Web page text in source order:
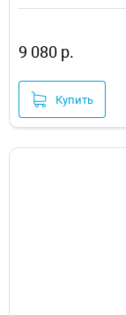
9 080 р.
Купить